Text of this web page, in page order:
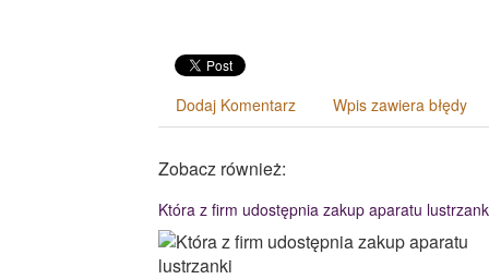
Dodaj Komentarz Wpis zawiera błędy
Zobacz również:
Która z firm udostępnia zakup aparatu